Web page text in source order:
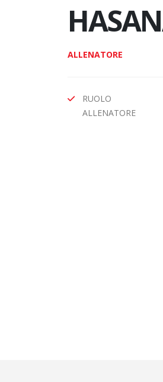
ALLENATORE
RUOLO
ALLENATORE